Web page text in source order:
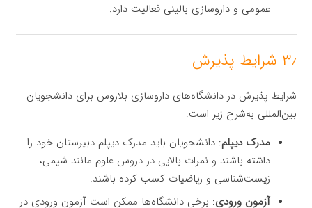
عمومی و داروسازی بالینی فعالیت دارد.
۳٫ شرایط پذیرش
شرایط پذیرش در دانشگاه‌های داروسازی بلاروس برای دانشجویان
بین‌المللی به‌شرح زیر است:
مدرک دیپلم: دانشجویان باید مدرک دیپلم دبیرستان خود را
داشته باشند و نمرات بالایی در دروس علوم مانند شیمی،
زیست‌شناسی و ریاضیات کسب کرده باشند.
آزمون ورودی: برخی دانشگاه‌ها ممکن است آزمون ورودی در